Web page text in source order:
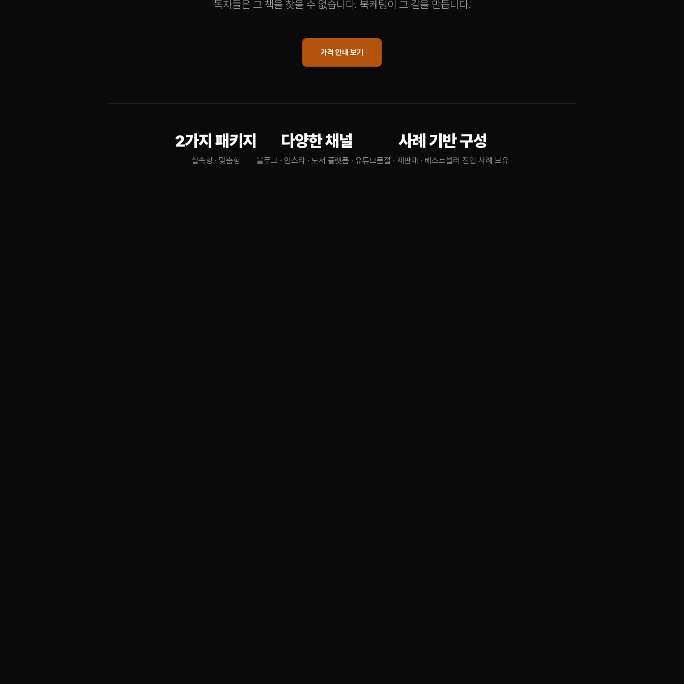
독자들은 그 책을 찾을 수 없습니다. 북케팅이 그 길을 만듭니다.
가격 안내 보기
2가지 패키지
실속형 · 맞춤형
다양한 채널
블로그 · 인스타 · 도서 플랫폼 · 유튜브
사례 기반 구성
품절 · 재판매 · 베스트셀러 진입 사례 보유